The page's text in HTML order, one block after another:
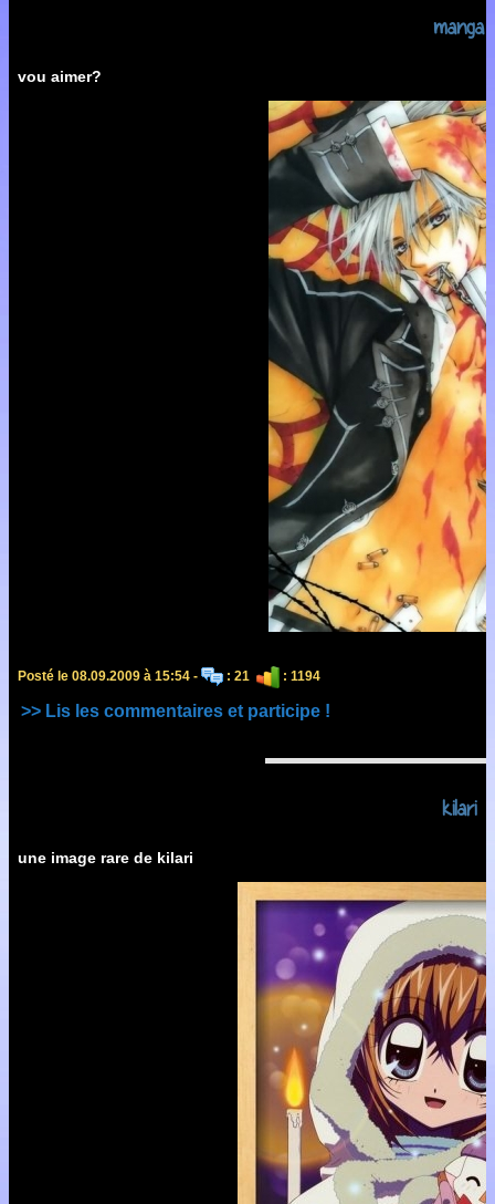
manga
vou aimer?
Posté le 08.09.2009 à 15:54 - : 21 : 1194
>> Lis les commentaires et participe !
kilari
une image rare de kilari